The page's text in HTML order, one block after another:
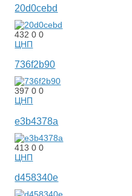
20d0cebd
43200
ЦНП
736f2b90
39700
ЦНП
e3b4378a
41300
ЦНП
d458340e